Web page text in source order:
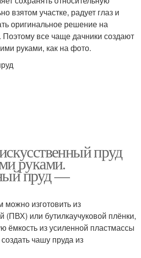
взятом участке, радует глаз и
оригинальное решение на
Поэтому все чаще дачники создают
руками, как на фото.
пруд
руками.
пруд —
изготовить из
(ПВХ) или бутилкаучуковой плёнки,
ёмкость из усиленной пластмассы
чашу пруда из